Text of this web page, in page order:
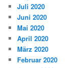
Juli 2020
Juni 2020
Mai 2020
April 2020
März 2020
Februar 2020